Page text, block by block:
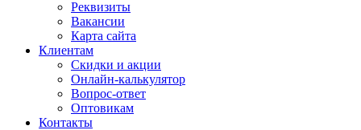
Реквизиты
Вакансии
Карта сайта
Клиентам
Скидки и акции
Онлайн-калькулятор
Вопрос-ответ
Оптовикам
Контакты